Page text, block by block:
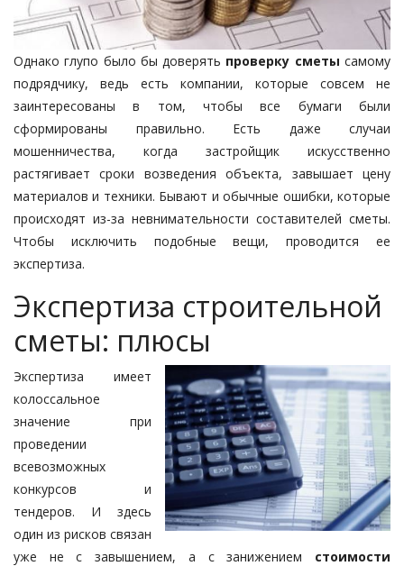
Однако глупо было бы доверять проверку сметы самому
подрядчику, ведь есть компании, которые совсем не
заинтересованы в том, чтобы все бумаги были
сформированы правильно. Есть даже случаи
мошенничества, когда застройщик искусственно
растягивает сроки возведения объекта, завышает цену
материалов и техники. Бывают и обычные ошибки, которые
происходят из-за невнимательности составителей сметы.
Чтобы исключить подобные вещи, проводится ее
экспертиза.
Экспертиза строительной
сметы: плюсы
Экспертиза имеет
колоссальное
значение при
проведении
всевозможных
конкурсов и
тендеров. И здесь
один из рисков связан
уже не с завышением, а с занижением стоимости